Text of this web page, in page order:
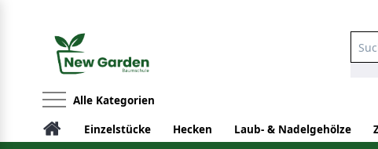
Alle Kategorien
Einzelstücke Hecken Laub- & Nadelgehölze